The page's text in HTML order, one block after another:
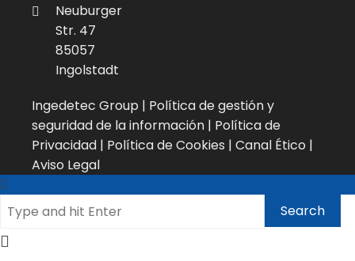
Neuburger
Str. 47
85057
Ingolstadt
Ingedetec Group | Política de gestión y
seguridad de la información | Política de
Privacidad | Política de Cookies | Canal Ético |
Aviso Legal